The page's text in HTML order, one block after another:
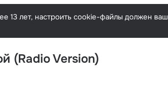
13 лет, настроить cookie-файлы должен ваш
(Radio Version)